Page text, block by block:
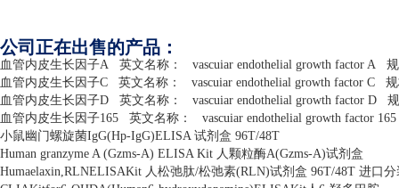
公司正在出售的产品：
血管内皮生长因子A 英文名称： vascuiar endothelial growth factor A
血管内皮生长因子C 英文名称： vascuiar endothelial growth factor C
血管内皮生长因子D 英文名称： vascuiar endothelial growth factor D
血管内皮生长因子165 英文名称：
vascuiar endothelial growth factor 165
小鼠幽门螺旋菌IgG(Hp-IgG)ELISA 试剂盒 96T/48T
Human granzyme A (Gzms-A) ELISA Kit 人颗粒酶A(Gzms-A)试剂盒
Humaelaxin,RLNELISAKit 人松弛肽/松弛素(RLN)试剂盒 96T/48T 进口分